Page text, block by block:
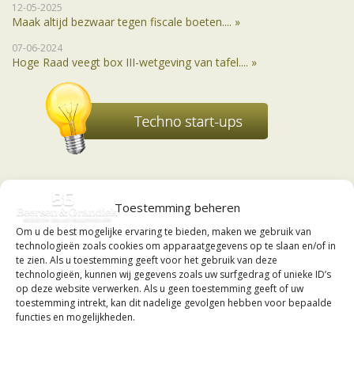
Toestemming beheren
Om u de best mogelijke ervaring te bieden, maken we gebruik van
technologieën zoals cookies om apparaatgegevens op te slaan en/of in
te zien. Als u toestemming geeft voor het gebruik van deze
technologieën, kunnen wij gegevens zoals uw surfgedrag of unieke ID’s
op deze website verwerken. Als u geen toestemming geeft of uw
toestemming intrekt, kan dit nadelige gevolgen hebben voor bepaalde
functies en mogelijkheden.
12-05-2025
Maak altijd bezwaar tegen fiscale boeten.... »
07-06-2024
Hoge Raad veegt box III-wetgeving van tafel.... »